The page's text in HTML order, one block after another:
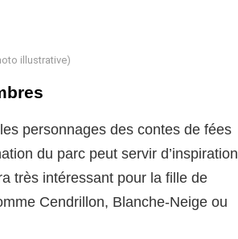
illustrative)
personnages des contes de fées
du parc peut servir d’inspiration
très intéressant pour la fille de
Cendrillon, Blanche-Neige ou